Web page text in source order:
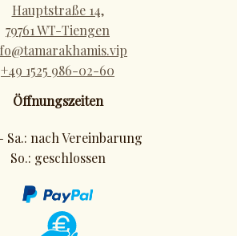
Hauptstraße 14,
79761 WT-Tiengen
s.vip
+49 1525 986-02-60
Öffnungszeiten
Sa.: nach Vereinbarung
So.: geschlossen